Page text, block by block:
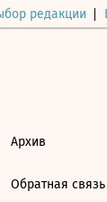
редакции
Архив
Обратная связь